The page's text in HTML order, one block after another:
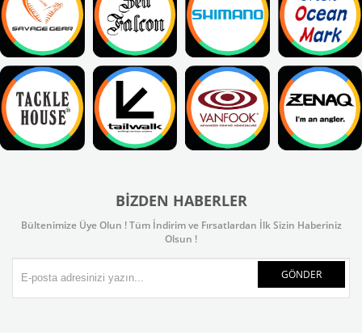
BIZDEN HABERLER
Bültenimize Üye Olun ! Tüm İndirim ve Fırsatlardan İlk Sizin Haberiniz
Olsun !
GÖNDER